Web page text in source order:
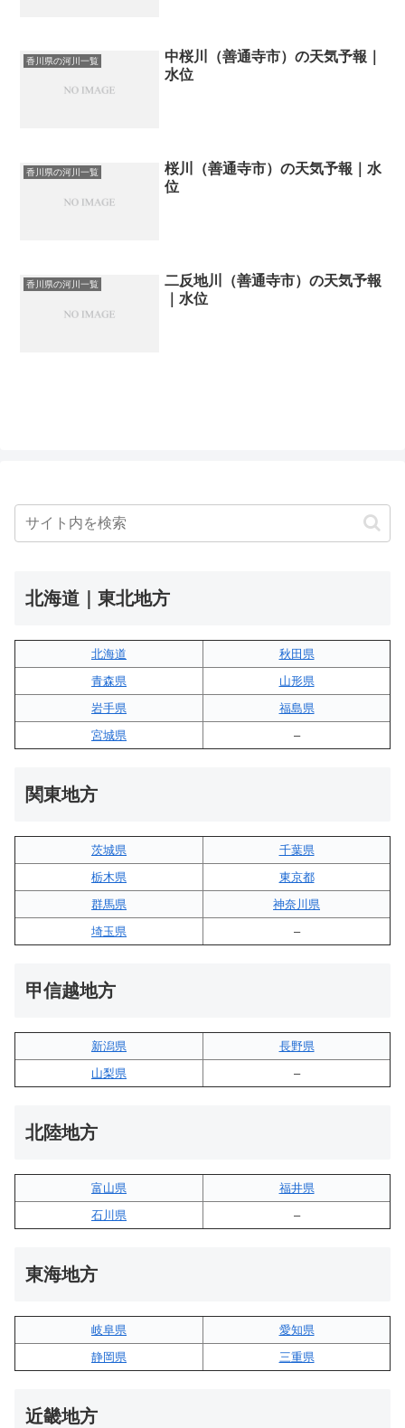
香川県の河川一覧
中桜川（善通寺市）の天気予報｜
水位
香川県の河川一覧
桜川（善通寺市）の天気予報｜水
位
香川県の河川一覧
二反地川（善通寺市）の天気予報
｜水位
北海道｜東北地方
北海道
秋田県
青森県
山形県
岩手県
福島県
宮城県
–
関東地方
茨城県
千葉県
栃木県
東京都
群馬県
神奈川県
埼玉県
–
甲信越地方
新潟県
長野県
山梨県
–
北陸地方
富山県
福井県
石川県
–
東海地方
岐阜県
愛知県
静岡県
三重県
近畿地方